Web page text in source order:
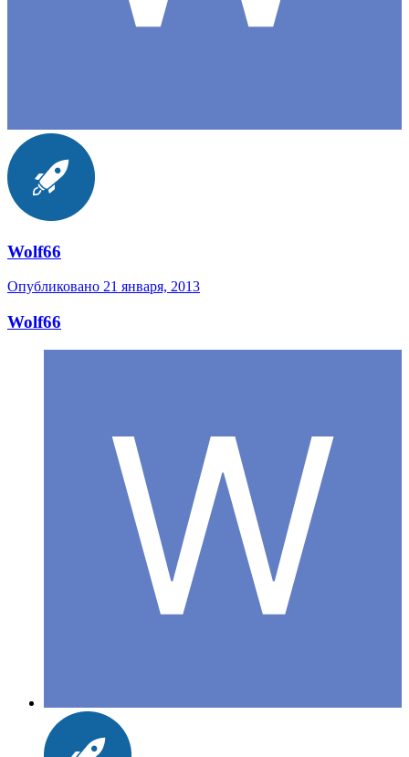
Wolf66
Опубликовано 21 января, 2013
Wolf66